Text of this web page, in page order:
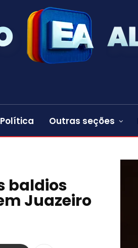
Política Outras seções
baldios
Juazeiro